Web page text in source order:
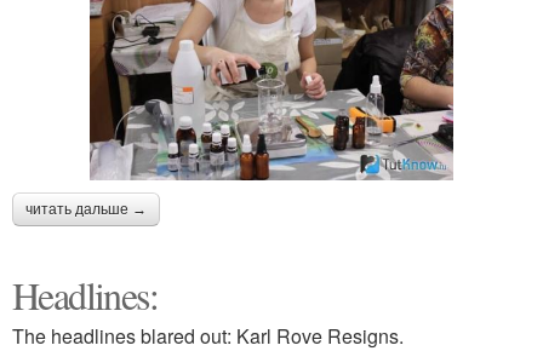
читать дальше →
Headlines:
The headlines blared out: Karl Rove Resigns.